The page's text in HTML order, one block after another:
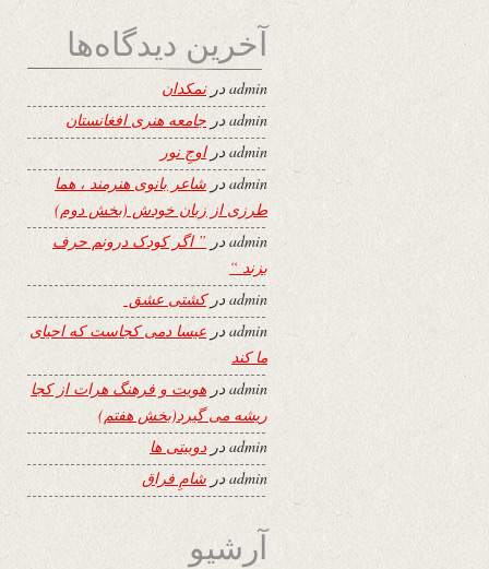
آخرین دیدگاه‌ها
adminدرنمکدان
adminدر جامعه هنری افغانستان
adminدراوجِ نور
adminدر شاعر بانوی هنرمند ، هما
طرزی از زبان خودش (بخش دوم)
adminدر ” اگر کودک درونم حرف
بزند “
adminدرکشتی عشق
adminدر عیسا دمی کجاست که احیای
ما کند
adminدر هویت و فرهنگ هرات از کجا
ریشه می گیرد(بخش هفتم)
adminدردوبیتی ها
admin در شامِ فراق
آرشیو